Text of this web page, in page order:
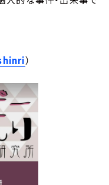
）